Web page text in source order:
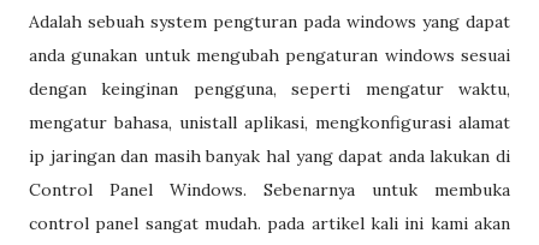
Adalah sebuah system pengturan pada windows yang dapat
anda gunakan untuk mengubah pengaturan windows sesuai
dengan keinginan pengguna, seperti mengatur waktu,
mengatur bahasa, unistall aplikasi, mengkonfigurasi alamat
ip jaringan dan masih banyak hal yang dapat anda lakukan di
Control Panel Windows. Sebenarnya untuk membuka
control panel sangat mudah. pada artikel kali ini kami akan